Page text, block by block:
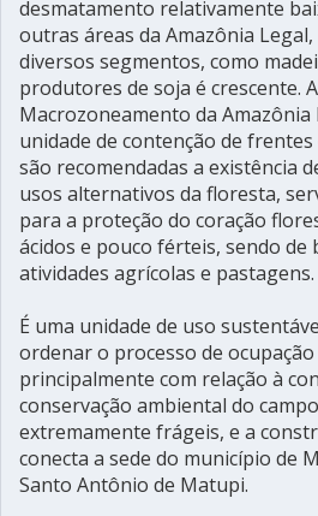
desmatamento relativamente
outras áreas da Amazônia
diversos segmentos, como
produtores de soja é crescente.
Macrozoneamento da Amazônia
unidade de contenção de
são recomendadas a existência
usos alternativos da floresta,
para a proteção do coração
ácidos e pouco férteis, sendo de
atividades agrícolas e pastagens.
É uma unidade de uso
ordenar o processo de
principalmente com relação à
conservação ambiental do
extremamente frágeis, e a
conecta a sede do município de
Santo Antônio de Matupi.